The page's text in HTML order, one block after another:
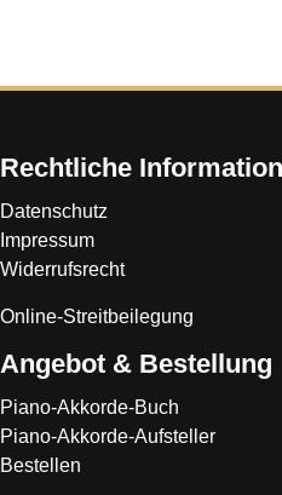
Rechtliche
Datenschutz
Impressum
Widerrufsrecht
Online-Streitbeilegung
Angebot & Bestellung
Piano-Akkorde-Buch
Piano-Akkorde-Aufsteller
Bestellen